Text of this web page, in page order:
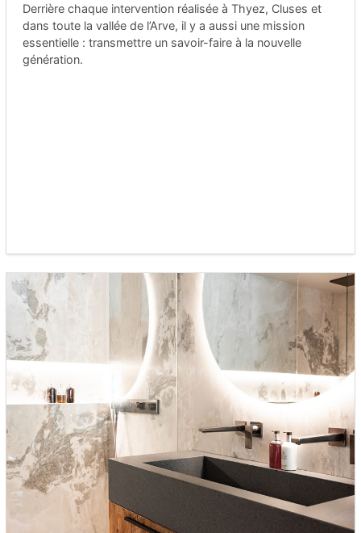
Derrière chaque intervention réalisée à Thyez, Cluses et
dans toute la vallée de l’Arve, il y a aussi une mission
essentielle : transmettre un savoir-faire à la nouvelle
génération.